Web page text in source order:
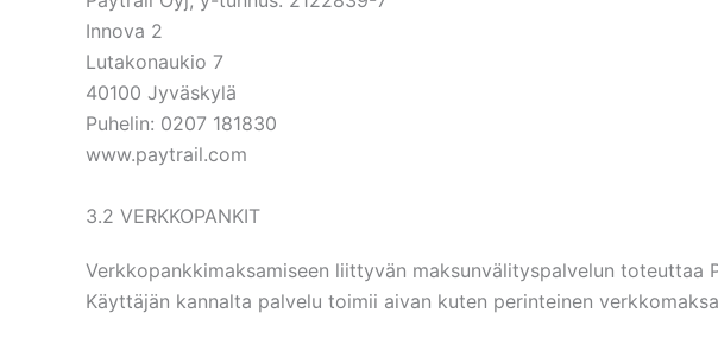
Innova 2
Lutakonaukio 7
40100 Jyväskylä
Puhelin: 0207 181830
www.paytrail.com
3.2 VERKKOPANKIT
Verkkopankkimaksamiseen liittyvän maksunvälityspalvelun
Käyttäjän kannalta palvelu toimii aivan kuten perinteinen